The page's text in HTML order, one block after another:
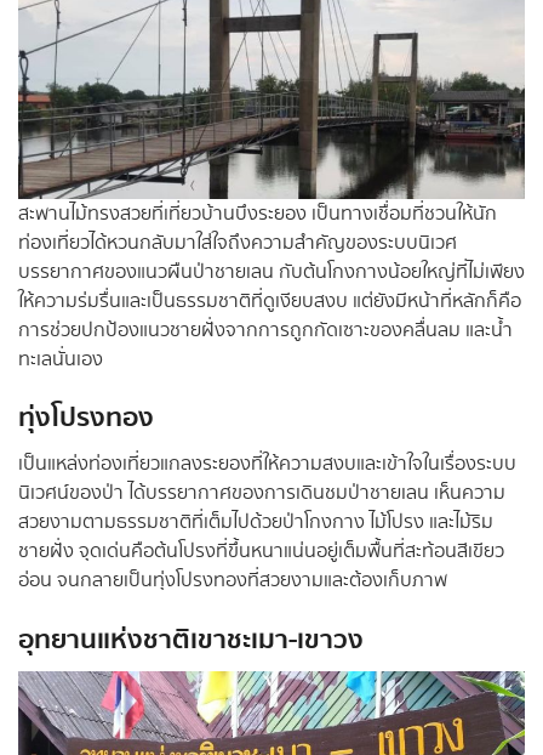
สะพานไม้ทรงสวยที่เที่ยวบ้านบึงระยอง เป็นทางเชื่อมที่ชวนให้นัก
ท่องเที่ยวได้หวนกลับมาใส่ใจถึงความสำคัญของระบบนิเวศ
บรรยากาศของแนวผืนป่าชายเลน กับต้นโกงกางน้อยใหญ่ที่ไม่เพียง
ให้ความร่มรื่นและเป็นธรรมชาติที่ดูเงียบสงบ แต่ยังมีหน้าที่หลักก็คือ
การช่วยปกป้องแนวชายฝั่งจากการถูกกัดเซาะของคลื่นลม และน้ำ
ทะเลนั่นเอง
ทุ่งโปรงทอง
เป็นแหล่งท่องเที่ยวแกลงระยองที่ให้ความสงบและเข้าใจในเรื่องระบบ
นิเวศน์ของป่า ได้บรรยากาศของการเดินชมป่าชายเลน เห็นความ
สวยงามตามธรรมชาติที่เต็มไปด้วยป่าโกงกาง ไม้โปรง และไม้ริม
ชายฝั่ง จุดเด่นคือต้นโปรงที่ขึ้นหนาแน่นอยู่เต็มพื้นที่สะท้อนสีเขียว
อ่อน จนกลายเป็นทุ่งโปรงทองที่สวยงามและต้องเก็บภาพ
อุทยานแห่งชาติเขาชะเมา-เขาวง